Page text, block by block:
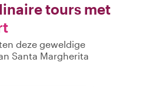
tours met
deze geweldige
Santa Margherita